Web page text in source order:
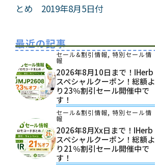
とめ 2019年8月5日付
最近の記事
セール&割引情報, 特別セール情
報
2026年8月10日まで！iHerb
スペシャルクーポン！総額よ
り23％割引セール開催中で
す！
セール&割引情報, 特別セール情
報
2026年8月xx日まで！iHerb
スペシャルクーポン！総額よ
り21％割引セール開催中で
す！